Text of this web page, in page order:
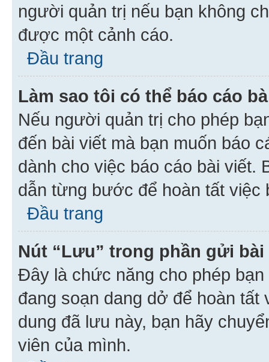
người quản trị nếu bạn không
được một cảnh cáo.
Đầu trang
Làm sao tôi có thể báo cáo
Nếu người quản trị cho phép
đến bài viết mà bạn muốn báo
dành cho việc báo cáo bài viết.
dẫn từng bước để hoàn tất việc
Đầu trang
Nút “Lưu” trong phần gửi
Đây là chức năng cho phép
đang soạn dang dở để hoàn
dung đã lưu này, bạn hãy
viên của mình.